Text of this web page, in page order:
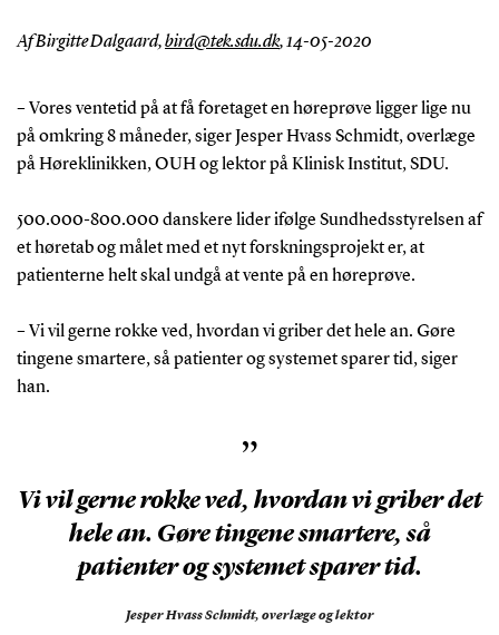
Af Birgitte Dalgaard,bird@tek.sdu.dk,14-05-2020
– Vores ventetid på at få foretaget en høreprøve ligger lige nu
på omkring 8 måneder, siger Jesper Hvass Schmidt, overlæge
på Høreklinikken, OUH og lektor på Klinisk Institut, SDU.
500.000-800.000 danskere lider ifølge Sundhedsstyrelsen af
et høretab og målet med et nyt forskningsprojekt er, at
patienterne helt skal undgå at vente på en høreprøve.
– Vi vil gerne rokke ved, hvordan vi griber det hele an. Gøre
tingene smartere, så patienter og systemet sparer tid, siger
han.
”
Vi vil gerne rokke ved, hvordan vi griber det
hele an. Gøre tingene smartere, så
patienter og systemet sparer tid.
Jesper Hvass Schmidt, overlæge og lektor